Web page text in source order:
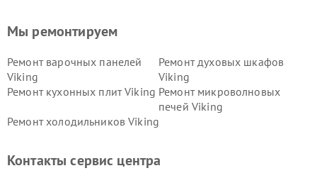
Мы ремонтируем
Ремонт варочных панелей
Viking
Ремонт духовых шкафов
Viking
Ремонт кухонных плит Viking Ремонт микроволновых
печей Viking
Ремонт холодильников Viking
Контакты сервис центра